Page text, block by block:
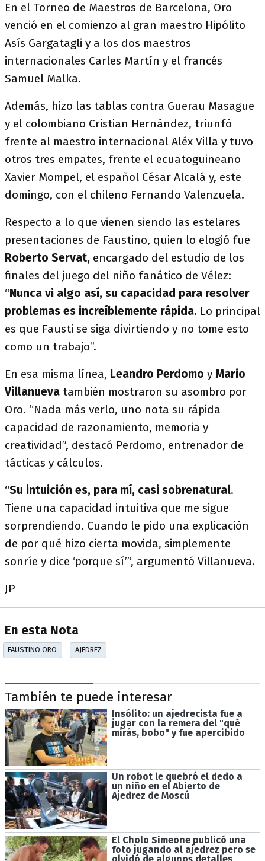
En el Torneo de Maestros de Barcelona, Oro
venció en el comienzo al gran maestro Hipólito
Asís Gargatagli y a los dos maestros
internacionales Carles Martín y el francés
Samuel Malka.
Además, hizo las tablas contra Guerau Masague
y el colombiano Cristian Hernández, triunfó
frente al maestro internacional Aléx Villa y tuvo
otros tres empates, frente el ecuatoguineano
Xavier Mompel, el español César Alcalá y, este
domingo, con el chileno Fernando Valenzuela.
Respecto a lo que vienen siendo las estelares
presentaciones de Faustino, quien lo elogió fue
Roberto Servat, encargado del estudio de los
finales del juego del niño fanático de Vélez:
“Nunca vi algo así, su capacidad para resolver
problemas es increíblemente rápida. Lo principal
es que Fausti se siga divirtiendo y no tome esto
como un trabajo”.
En esa misma línea, Leandro Perdomo y Mario
Villanueva también mostraron su asombro por
Oro. “Nada más verlo, uno nota su rápida
capacidad de razonamiento, memoria y
creatividad”, destacó Perdomo, entrenador de
tácticas y cálculos.
“Su intuición es, para mí, casi sobrenatural.
Tiene una capacidad intuitiva que me sigue
sorprendiendo. Cuando le pido una explicación
de por qué hizo cierta movida, simplemente
sonríe y dice ‘porque sí’”, argumentó Villanueva.
JP
En esta Nota
FAUSTINO ORO AJEDREZ
También te puede interesar
Insólito: un ajedrecista fue a
jugar con la remera del "qué
mirás, bobo" y fue apercibido
Un robot le quebró el dedo a
un niño en el Abierto de
Ajedrez de Moscú
El Cholo Simeone publicó una
foto jugando al ajedrez pero se